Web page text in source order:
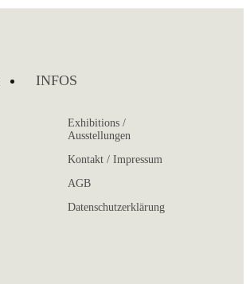
INFOS
Exhibitions /
Ausstellungen
Kontakt / Impressum
AGB
Datenschutzerklärung